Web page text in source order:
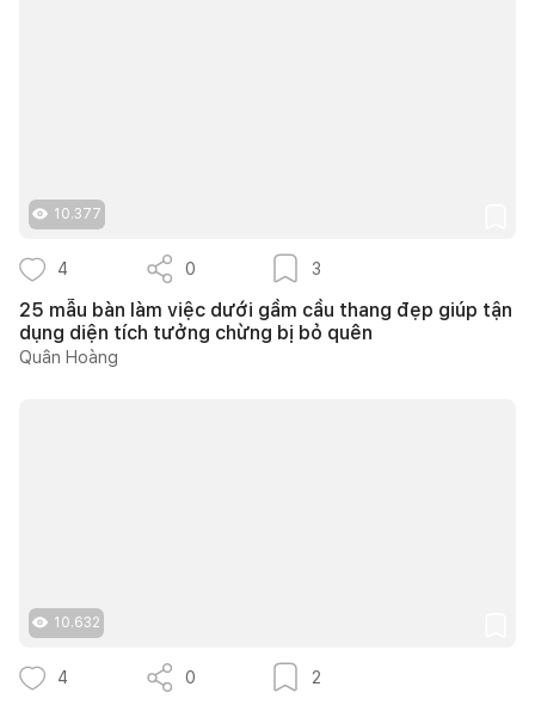
10.377
4 0 3
25 mẫu bàn làm việc dưới gầm cầu thang đẹp giúp tận
dụng diện tích tưởng chừng bị bỏ quên
Quân Hoàng
10.632
4 0 2